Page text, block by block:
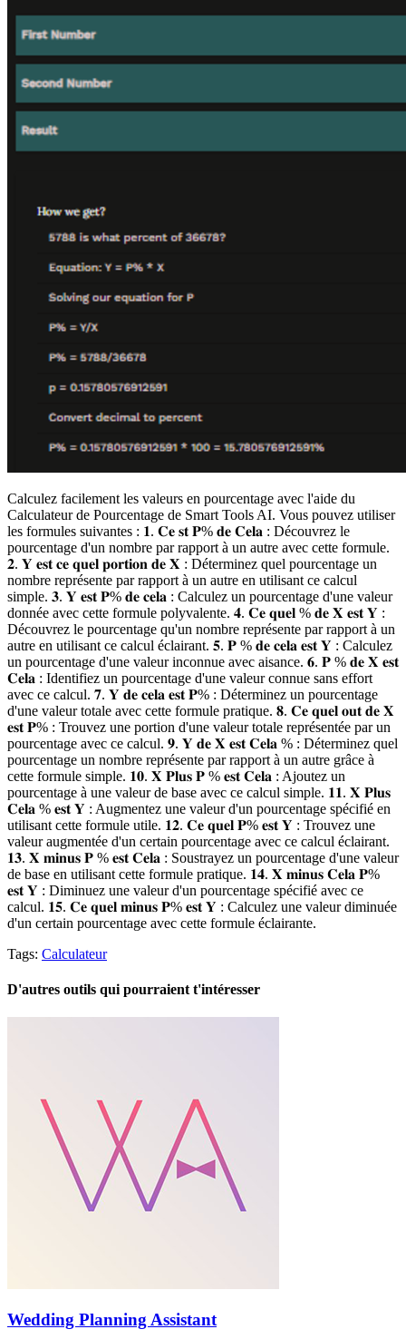
Calculez facilement les valeurs en pourcentage avec l'aide du
Calculateur de Pourcentage de Smart Tools AI. Vous pouvez utiliser
les formules suivantes : 𝟏. 𝐂𝐞 𝐬𝐭 𝐏% 𝐝𝐞 𝐂𝐞𝐥𝐚 : Découvrez le
pourcentage d'un nombre par rapport à un autre avec cette formule.
𝟐. 𝐘 𝐞𝐬𝐭 𝐜𝐞 𝐪𝐮𝐞𝐥 𝐩𝐨𝐫𝐭𝐢𝐨𝐧 𝐝𝐞 𝐗 : Déterminez quel pourcentage un
nombre représente par rapport à un autre en utilisant ce calcul
simple. 𝟑. 𝐘 𝐞𝐬𝐭 𝐏% 𝐝𝐞 𝐜𝐞𝐥𝐚 : Calculez un pourcentage d'une valeur
donnée avec cette formule polyvalente. 𝟒. 𝐂𝐞 𝐪𝐮𝐞𝐥 % 𝐝𝐞 𝐗 𝐞𝐬𝐭 𝐘 :
Découvrez le pourcentage qu'un nombre représente par rapport à un
autre en utilisant ce calcul éclairant. 𝟓. 𝐏 % 𝐝𝐞 𝐜𝐞𝐥𝐚 𝐞𝐬𝐭 𝐘 : Calculez
un pourcentage d'une valeur inconnue avec aisance. 𝟔. 𝐏 % 𝐝𝐞 𝐗 𝐞𝐬𝐭
𝐂𝐞𝐥𝐚 : Identifiez un pourcentage d'une valeur connue sans effort
avec ce calcul. 𝟕. 𝐘 𝐝𝐞 𝐜𝐞𝐥𝐚 𝐞𝐬𝐭 𝐏% : Déterminez un pourcentage
d'une valeur totale avec cette formule pratique. 𝟖. 𝐂𝐞 𝐪𝐮𝐞𝐥 𝐨𝐮𝐭 𝐝𝐞 𝐗
𝐞𝐬𝐭 𝐏% : Trouvez une portion d'une valeur totale représentée par un
pourcentage avec ce calcul. 𝟗. 𝐘 𝐝𝐞 𝐗 𝐞𝐬𝐭 𝐂𝐞𝐥𝐚 % : Déterminez quel
pourcentage un nombre représente par rapport à un autre grâce à
cette formule simple. 𝟏𝟎. 𝐗 𝐏𝐥𝐮𝐬 𝐏 % 𝐞𝐬𝐭 𝐂𝐞𝐥𝐚 : Ajoutez un
pourcentage à une valeur de base avec ce calcul simple. 𝟏𝟏. 𝐗 𝐏𝐥𝐮𝐬
𝐂𝐞𝐥𝐚 % 𝐞𝐬𝐭 𝐘 : Augmentez une valeur d'un pourcentage spécifié en
utilisant cette formule utile. 𝟏𝟐. 𝐂𝐞 𝐪𝐮𝐞𝐥 𝐏% 𝐞𝐬𝐭 𝐘 : Trouvez une
valeur augmentée d'un certain pourcentage avec ce calcul éclairant.
𝟏𝟑. 𝐗 𝐦𝐢𝐧𝐮𝐬 𝐏 % 𝐞𝐬𝐭 𝐂𝐞𝐥𝐚 : Soustrayez un pourcentage d'une valeur
de base en utilisant cette formule pratique. 𝟏𝟒. 𝐗 𝐦𝐢𝐧𝐮𝐬 𝐂𝐞𝐥𝐚 𝐏%
𝐞𝐬𝐭 𝐘 : Diminuez une valeur d'un pourcentage spécifié avec ce
calcul. 𝟏𝟓. 𝐂𝐞 𝐪𝐮𝐞𝐥 𝐦𝐢𝐧𝐮𝐬 𝐏% 𝐞𝐬𝐭 𝐘 : Calculez une valeur diminuée
d'un certain pourcentage avec cette formule éclairante.
Tags: Calculateur
D'autres outils qui pourraient t'intéresser
Wedding Planning Assistant